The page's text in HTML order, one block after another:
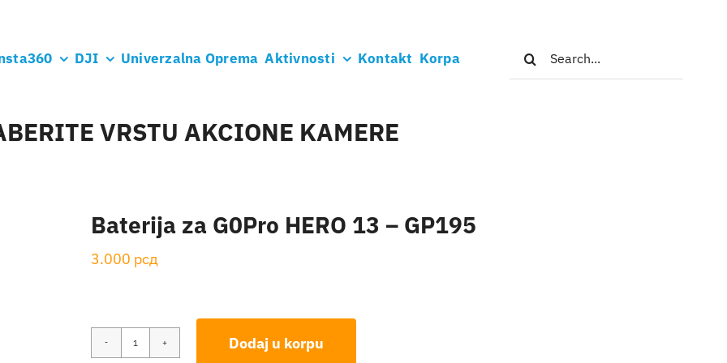
DJI Univerzalna Oprema Aktivnosti Kontakt Korpa
Search
for:
VRSTU AKCIONE KAMERE
Baterija za G0Pro HERO 13 – GP195
3.000 рсд
Baterija
Dodaj u korpu